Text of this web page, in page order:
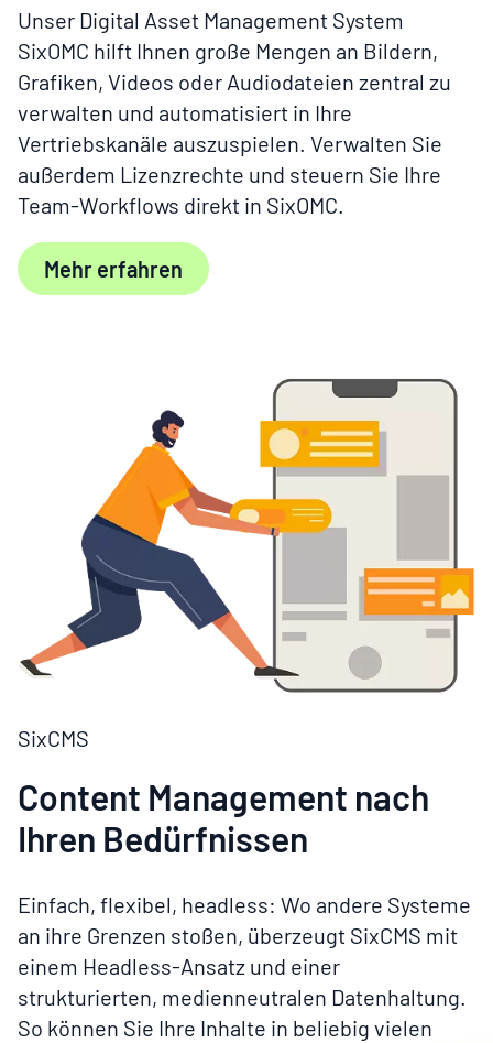
Unser Digital Asset Management System
SixOMC hilft Ihnen große Mengen an Bildern,
Grafiken, Videos oder Audiodateien zentral zu
verwalten und automatisiert in Ihre
Vertriebskanäle auszuspielen. Verwalten Sie
außerdem Lizenzrechte und steuern Sie Ihre
Team-Workflows direkt in SixOMC.
Mehr erfahren
SixCMS
Content Management nach
Ihren Bedürfnissen
Einfach, flexibel, headless: Wo andere Systeme
an ihre Grenzen stoßen, überzeugt SixCMS mit
einem Headless-Ansatz und einer
strukturierten, medienneutralen Datenhaltung.
So können Sie Ihre Inhalte in beliebig vielen